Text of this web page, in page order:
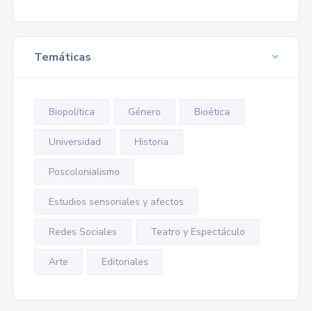
Temáticas
Biopolítica Género Bioética
Universidad Historia
Poscolonialismo
Estudios sensoriales y afectos
Redes Sociales Teatro y Espectáculo
Arte Editoriales